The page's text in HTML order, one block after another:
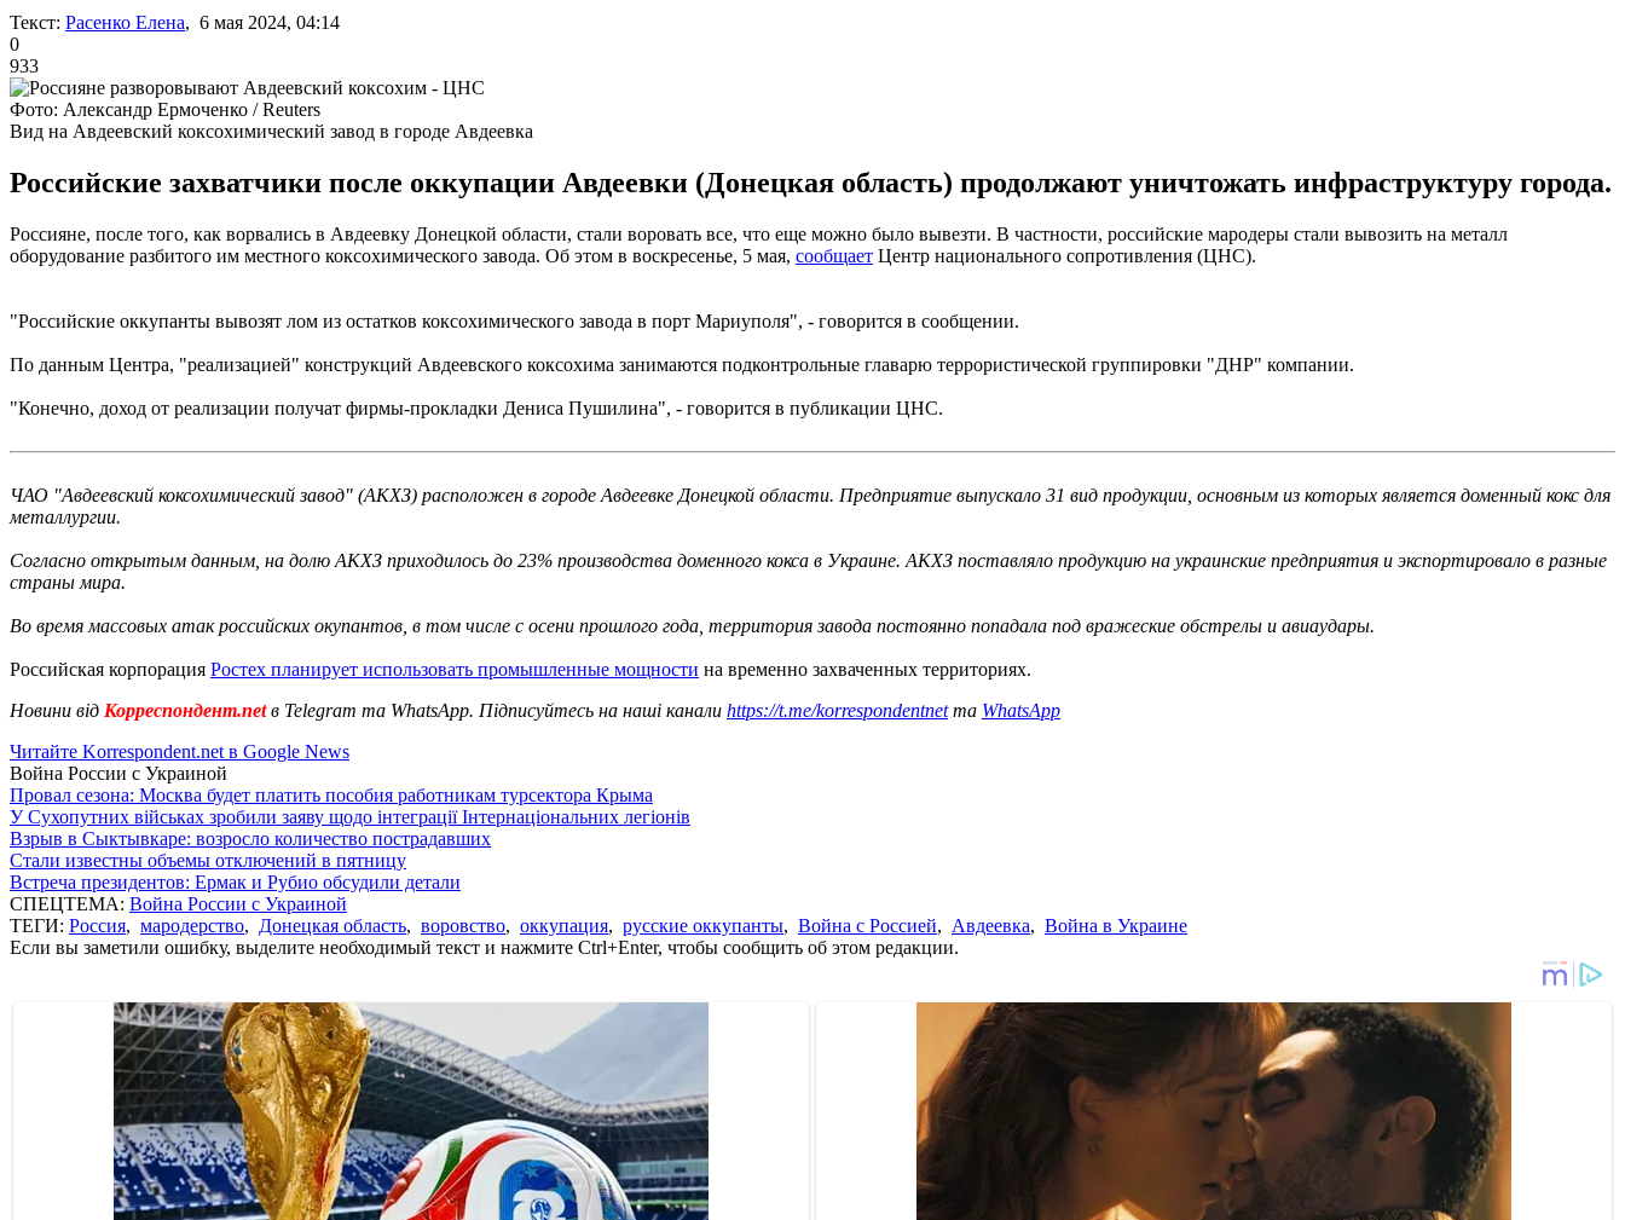
Текст: Расенко Елена, 6 мая 2024, 04:14
0
933
Фото: Александр Ермоченко / Reuters
Вид на Авдеевский коксохимический завод в городе Авдеевка
Российские захватчики после оккупации Авдеевки (Донецкая область) продолжают уничтожать инфраструктуру города.
Россияне, после того, как ворвались в Авдеевку Донецкой области, стали воровать все, что еще можно было вывезти. В частности, российские мародеры стали вывозить на металл
оборудование разбитого им местного коксохимического завода. Об этом в воскресенье, 5 мая, сообщает Центр национального сопротивления (ЦНС).
"Российские оккупанты вывозят лом из остатков коксохимического завода в порт Мариуполя", - говорится в сообщении.
По данным Центра, "реализацией" конструкций Авдеевского коксохима занимаются подконтрольные главарю террористической группировки "ДНР" компании.
"Конечно, доход от реализации получат фирмы-прокладки Дениса Пушилина", - говорится в публикации ЦНС.
ЧАО "Авдеевский коксохимический завод" (АКХЗ) расположен в городе Авдеевке Донецкой области. Предприятие выпускало 31 вид продукции, основным из которых является доменный кокс для
металлургии.
Согласно открытым данным, на долю АКХЗ приходилось до 23% производства доменного кокса в Украине. АКХЗ поставляло продукцию на украинские предприятия и экспортировало в разные
страны мира.
Во время массовых атак российских окупантов, в том числе с осени прошлого года, территория завода постоянно попадала под вражеские обстрелы и авиаудары.
Российская корпорация Ростех планирует использовать промышленные мощности на временно захваченных территориях.
Новини від Корреспондент.netв Telegram та WhatsApp. Підписуйтесь на наші канали https://t.me/korrespondentnetта WhatsApp
Читайте Korrespondent.net в Google News
Война России с Украиной
Провал сезона: Москва будет платить пособия работникам турсектора Крыма
У Сухопутних військах зробили заяву щодо інтеграції Інтернаціональних легіонів
Взрыв в Сыктывкаре: возросло количество пострадавших
Стали известны объемы отключений в пятницу
Встреча президентов: Ермак и Рубио обсудили детали
СПЕЦТЕМА: Война России с Украиной
ТЕГИ: Россия, мародерство, Донецкая область, воровство, оккупация, русские оккупанты, Война с Россией, Авдеевка, Война в Украине
Если вы заметили ошибку, выделите необходимый текст и нажмите Ctrl+Enter, чтобы сообщить об этом редакции.